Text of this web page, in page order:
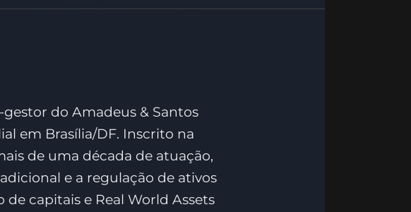
do Amadeus & Santos
em Brasília/DF. Inscrito na
de uma década de atuação,
e a regulação de ativos
capitais e Real World Assets